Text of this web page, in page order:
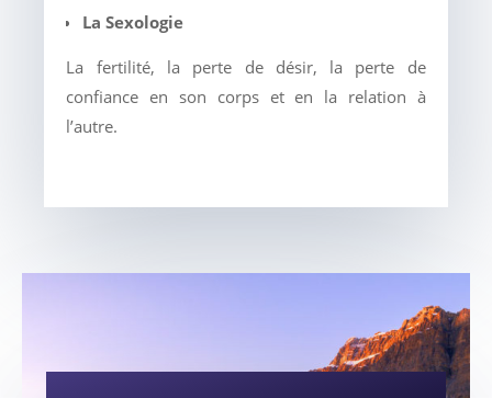
La Sexologie
La fertilité, la perte de désir, la perte de
confiance en son corps et en la relation à
l’autre.